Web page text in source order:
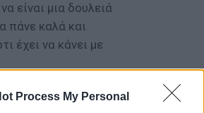
Process My Personal
είναι μια δουλειά
πάνε καλά και
έχει να κάνει με